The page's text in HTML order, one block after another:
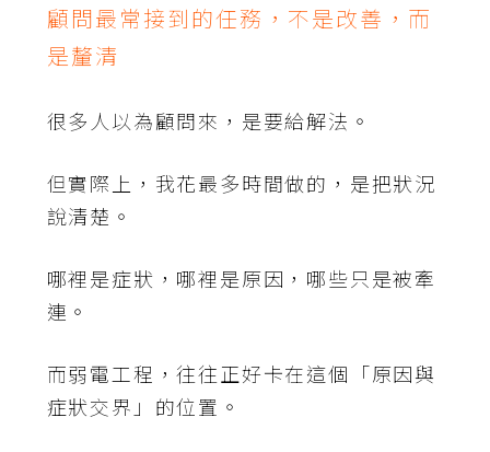
顧問最常接到的任務，不是改善，而
是釐清
很多人以為顧問來，是要給解法。
但實際上，我花最多時間做的，是把狀況
說清楚。
哪裡是症狀，哪裡是原因，哪些只是被牽
連。
而弱電工程，往往正好卡在這個「原因與
症狀交界」的位置。